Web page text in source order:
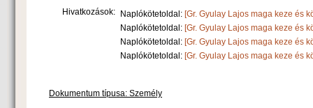
Hivatkozások: Naplókötetoldal: [Gr. Gyulay Lajos maga keze és
Naplókötetoldal: [Gr. Gyulay Lajos maga keze és
Naplókötetoldal: [Gr. Gyulay Lajos maga keze és
Naplókötetoldal: [Gr. Gyulay Lajos maga keze és
Dokumentum típusa: Személy